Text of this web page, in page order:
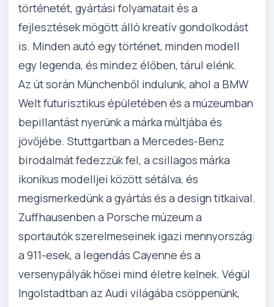
történetét, gyártási folyamatait és a
fejlesztések mögött álló kreatív gondolkodást
is. Minden autó egy történet, minden modell
egy legenda, és mindez élőben, tárul elénk.
Az út során Münchenből indulunk, ahol a BMW
Welt futurisztikus épületében és a múzeumban
bepillantást nyerünk a márka múltjába és
jövőjébe. Stuttgartban a Mercedes-Benz
birodalmát fedezzük fel, a csillagos márka
ikonikus modelljei között sétálva, és
megismerkedünk a gyártás és a design titkaival.
Zuffhausenben a Porsche múzeum a
sportautók szerelmeseinek igazi mennyország:
a 911-esek, a legendás Cayenne és a
versenypályák hősei mind életre kelnek. Végül
Ingolstadtban az Audi világába csöppenünk,